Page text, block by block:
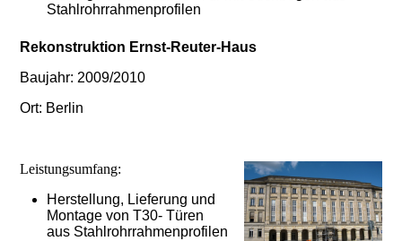
Stahlrohrrahmenprofilen
Rekonstruktion Ernst-Reuter-Haus
Baujahr: 2009/2010
Ort: Berlin
Leistungsumfang:
Herstellung, Lieferung und
Montage von T30- Türen
aus Stahlrohrrahmenprofilen